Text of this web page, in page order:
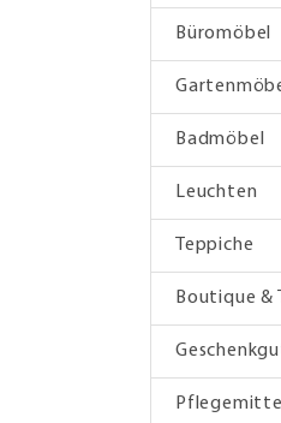
Büromöbel
Badmöbel
Leuchten
Teppiche
Boutique &
Pflegemittel